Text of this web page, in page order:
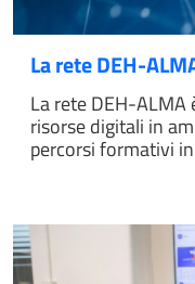
La rete DEH-
La rete DEH-ALMA
risorse digitali in
percorsi formativi